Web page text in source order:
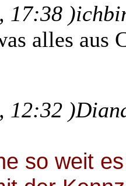
17:38 )
alles aus
12:32 )
so weit